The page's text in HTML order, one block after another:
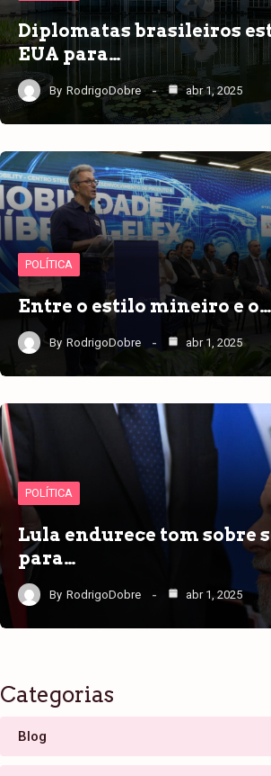
Diplomatas brasileiros
EUA para…
By RodrigoDobre abr 1, 2025
POLÍTICA
Entre o estilo mineiro e o…
By RodrigoDobre abr 1, 2025
POLÍTICA
Lula endurece tom sobre
para…
By RodrigoDobre abr 1, 2025
Categorias
Blog